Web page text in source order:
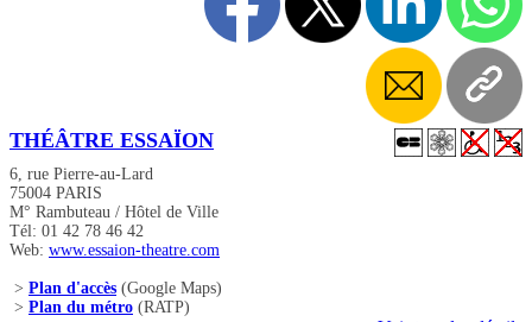
THÉÂTRE ESSAÏON
6, rue Pierre-au-Lard
75004 PARIS
M° Rambuteau / Hôtel de Ville
Tél: 01 42 78 46 42
Web: www.essaion-theatre.com
> Plan d'accès (Google Maps)
> Plan du métro (RATP)